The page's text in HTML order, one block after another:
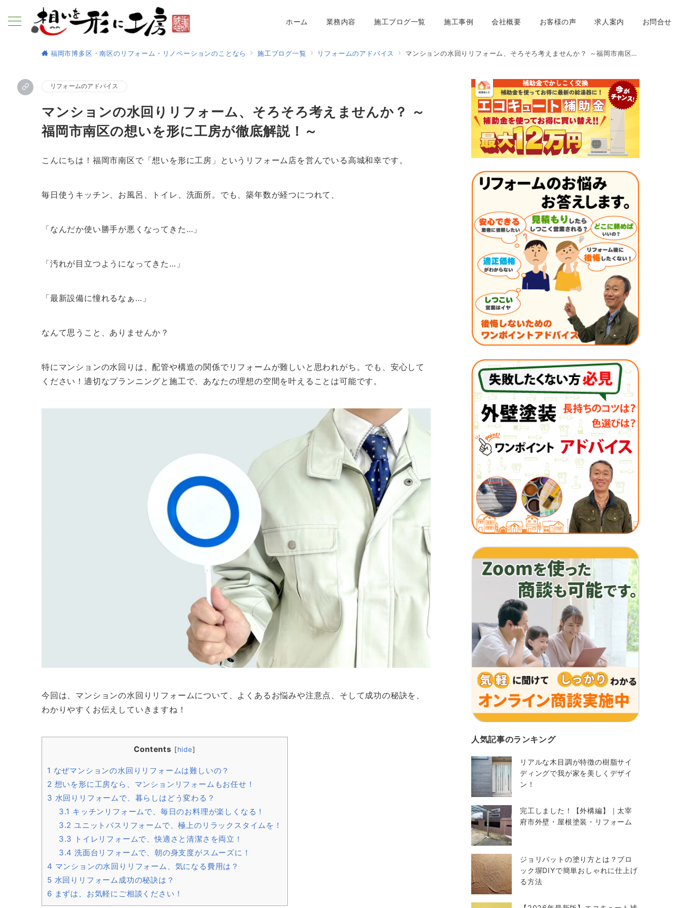
ホーム 業務内容 施工ブログ一覧 施工事例 会社概要 お客様の声 求人案内 お問合せ
福岡市博多区・南区のリフォーム・リノベーションのことなら 施工ブログ一覧 リフォームのアドバイス マンションの水回りリフォーム、そろそろ考えませんか？ ～福岡市南区の想いを形に工房が徹底解説！～
リフォームのアドバイス
マンションの水回りリフォーム、そろそろ考えませんか？ ～
福岡市南区の想いを形に工房が徹底解説！～
こんにちは！福岡市南区で「想いを形に工房」というリフォーム店を営んでいる高城和幸です。
毎日使うキッチン、お風呂、トイレ、洗面所。でも、築年数が経つにつれて、
「なんだか使い勝手が悪くなってきた…」
「汚れが目立つようになってきた…」
「最新設備に憧れるなぁ…」
なんて思うこと、ありませんか？
特にマンションの水回りは、配管や構造の関係でリフォームが難しいと思われがち。でも、安心して
ください！適切なプランニングと施工で、あなたの理想の空間を叶えることは可能です。
今回は、マンションの水回りリフォームについて、よくあるお悩みや注意点、そして成功の秘訣を、
わかりやすくお伝えしていきますね！
Contents [hide]
1 なぜマンションの水回りリフォームは難しいの？
2 想いを形に工房なら、マンションリフォームもお任せ！
3 水回りリフォームで、暮らしはどう変わる？
3.1 キッチンリフォームで、毎日のお料理が楽しくなる！
3.2 ユニットバスリフォームで、極上のリラックスタイムを！
3.3
トイレリフォームで、快適さと清潔さを両立！
3.4 洗面台リフォームで、朝の身支度がスムーズに！
4 マンションの水回りリフォーム、気になる費用は？
5 水回りリフォーム成功の秘訣は？
6 まずは、お気軽にご相談ください！
人気記事のランキング
リアルな木目調が特徴の樹脂サイ
ディングで我が家を美しくデザイ
ン！
完工しました！【外構編】｜太宰
府市外壁・屋根塗装・リフォーム
ジョリパットの塗り方とは？ブロ
ック塀DIYで簡単おしゃれに仕上げ
る方法